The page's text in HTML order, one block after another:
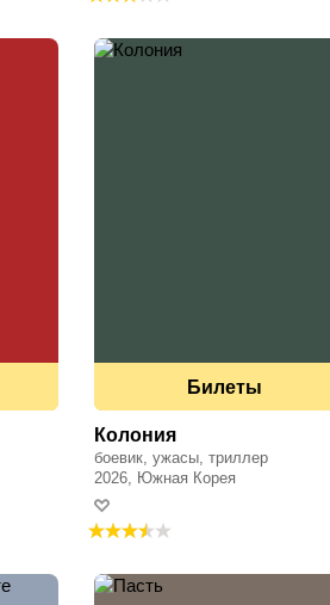
Колония
боевик, ужасы, триллер
2026, Южная Корея
Билеты